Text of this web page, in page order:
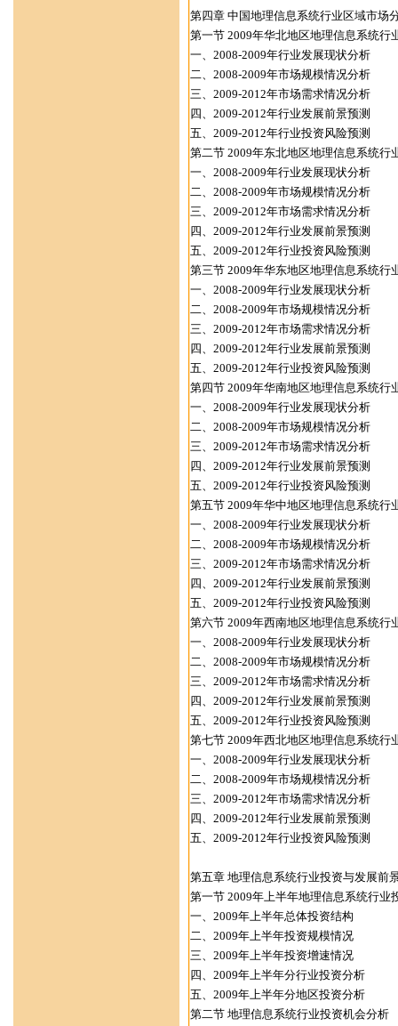
第四章 中国地理信息系统行业区域市场
第一节 2009年华北地区地理信息系统行
一、2008-2009年行业发展现状分析
二、2008-2009年市场规模情况分析
三、2009-2012年市场需求情况分析
四、2009-2012年行业发展前景预测
五、2009-2012年行业投资风险预测
第二节 2009年东北地区地理信息系统行
一、2008-2009年行业发展现状分析
二、2008-2009年市场规模情况分析
三、2009-2012年市场需求情况分析
四、2009-2012年行业发展前景预测
五、2009-2012年行业投资风险预测
第三节 2009年华东地区地理信息系统行
一、2008-2009年行业发展现状分析
二、2008-2009年市场规模情况分析
三、2009-2012年市场需求情况分析
四、2009-2012年行业发展前景预测
五、2009-2012年行业投资风险预测
第四节 2009年华南地区地理信息系统行
一、2008-2009年行业发展现状分析
二、2008-2009年市场规模情况分析
三、2009-2012年市场需求情况分析
四、2009-2012年行业发展前景预测
五、2009-2012年行业投资风险预测
第五节 2009年华中地区地理信息系统行
一、2008-2009年行业发展现状分析
二、2008-2009年市场规模情况分析
三、2009-2012年市场需求情况分析
四、2009-2012年行业发展前景预测
五、2009-2012年行业投资风险预测
第六节 2009年西南地区地理信息系统行
一、2008-2009年行业发展现状分析
二、2008-2009年市场规模情况分析
三、2009-2012年市场需求情况分析
四、2009-2012年行业发展前景预测
五、2009-2012年行业投资风险预测
第七节 2009年西北地区地理信息系统行
一、2008-2009年行业发展现状分析
二、2008-2009年市场规模情况分析
三、2009-2012年市场需求情况分析
四、2009-2012年行业发展前景预测
五、2009-2012年行业投资风险预测
第五章 地理信息系统行业投资与发展前
第一节 2009年上半年地理信息系统行业
一、2009年上半年总体投资结构
二、2009年上半年投资规模情况
三、2009年上半年投资增速情况
四、2009年上半年分行业投资分析
五、2009年上半年分地区投资分析
第二节 地理信息系统行业投资机会分析